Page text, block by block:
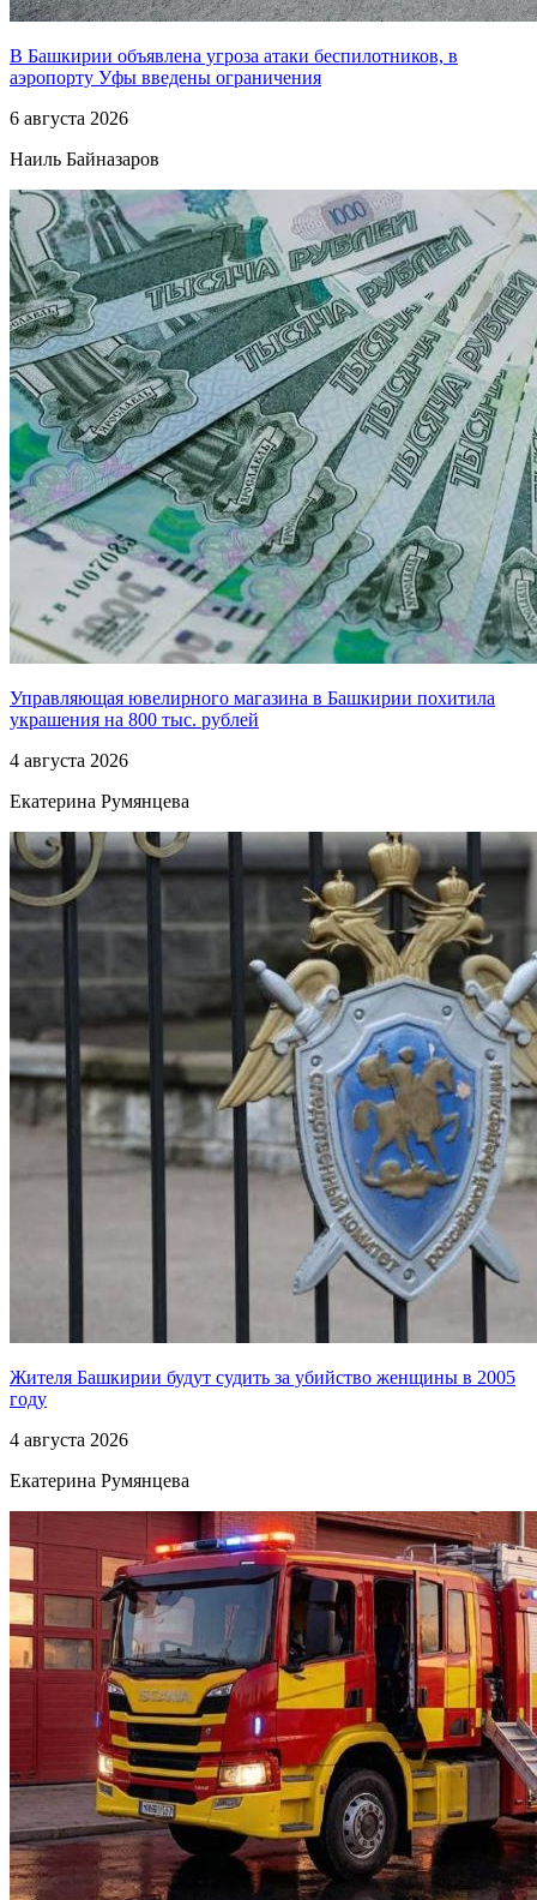
В Башкирии объявлена угроза атаки беспилотников, в
аэропорту Уфы введены ограничения
6 августа 2026
Наиль Байназаров
Управляющая ювелирного магазина в Башкирии похитила
украшения на 800 тыс. рублей
4 августа 2026
Екатерина Румянцева
Жителя Башкирии будут судить за убийство женщины в 2005
году
4 августа 2026
Екатерина Румянцева